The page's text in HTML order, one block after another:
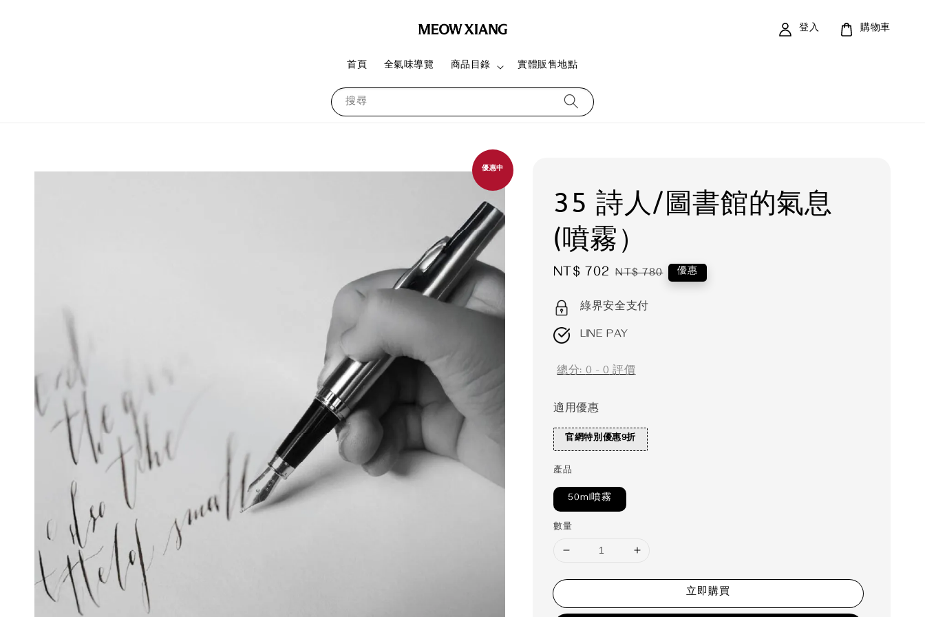
搜尋
首頁 全氣味導覽 商品目錄 實體販售地點
登入 購物車
優惠中
35 詩人/圖書館的氣息
(噴霧）
Sale
NT$ 702 Regular
NT$ 780 優惠
綠界安全支付
LINE PAY
總分:0-0評價
適用優惠
官網特別優惠9折
產品
50ml噴霧
數量
立即購買